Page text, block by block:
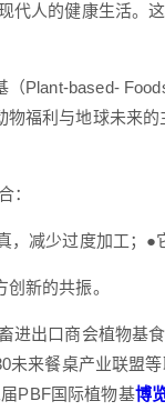
代人的健康生活。
（Plant-based-
福利与地球未来
：
减少过度加工；●
新的共振。
进出口商会植物基
来餐桌产业联盟
PBF国际植物基博